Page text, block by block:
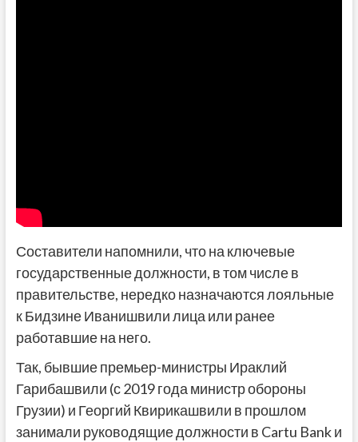
Составители напомнили, что на ключевые
государственные должности, в том числе в
правительстве, нередко назначаются лояльные
к Бидзине Иванишвили лица или ранее
работавшие на него.
Так, бывшие премьер-министры Ираклий
Гарибашвили (с 2019 года министр обороны
Грузии) и Георгий Квирикашвили в прошлом
занимали руководящие должности в Cartu Bank и